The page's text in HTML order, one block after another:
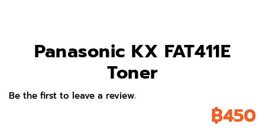
Panasonic KX FAT411E
Toner
Be the first to leave a review.
฿450